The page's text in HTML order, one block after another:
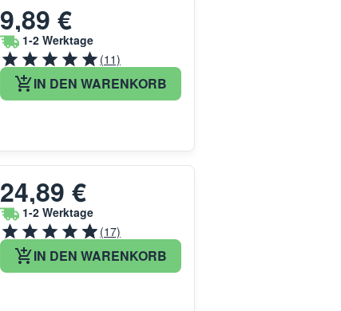
9,89 €
1-2 Werktage
(11)
IN DEN WARENKORB
24,89 €
1-2 Werktage
(17)
IN DEN WARENKORB